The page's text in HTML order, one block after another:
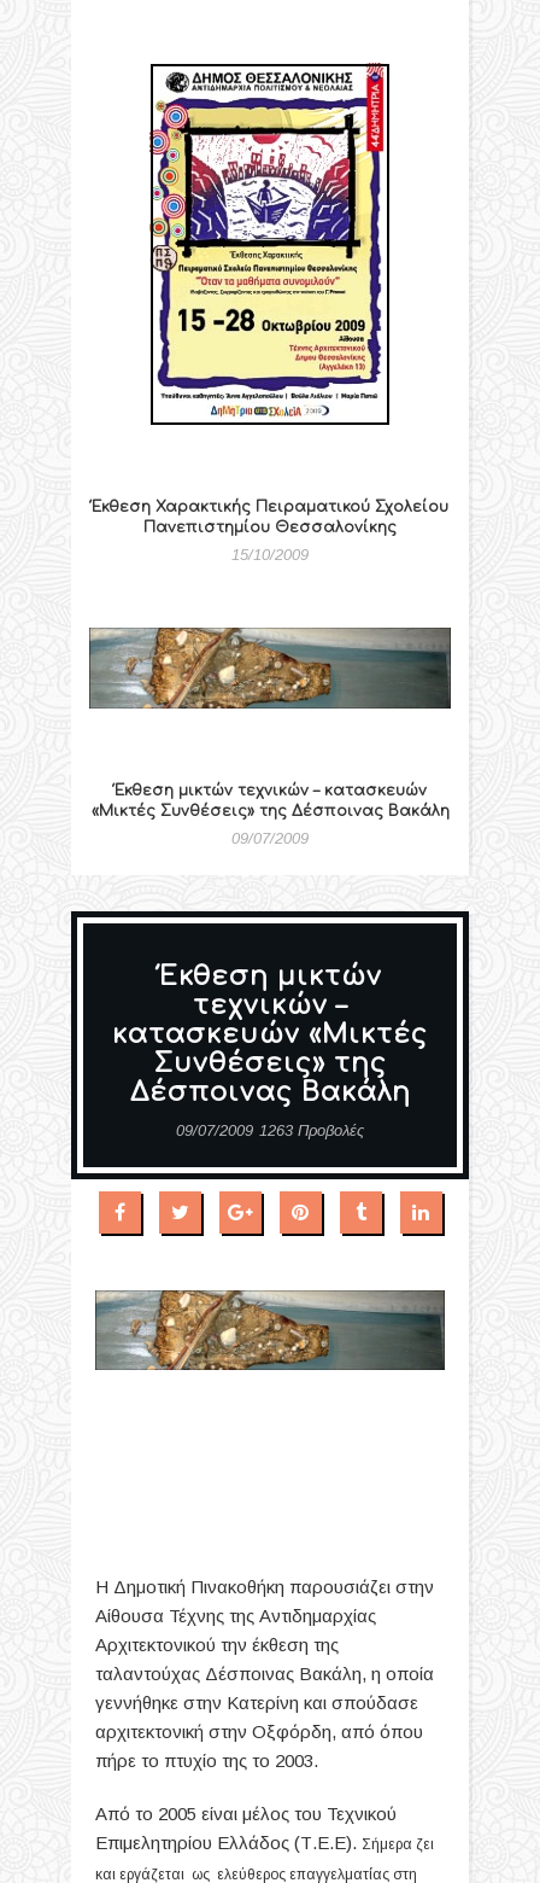
Έκθεση Χαρακτικής Πειραματικού Σχολείου
Πανεπιστημίου Θεσσαλονίκης
15/10/2009
Έκθεση μικτών τεχνικών – κατασκευών
«Μικτές Συνθέσεις» της Δέσποινας Βακάλη
09/07/2009
Έκθεση μικτών
τεχνικών –
κατασκευών «Μικτές
Συνθέσεις» της
Δέσποινας Βακάλη
09/07/2009 1263 Προβολές
Η Δημοτική Πινακοθήκη παρουσιάζει στην
Αίθουσα Τέχνης της Αντιδημαρχίας
Αρχιτεκτονικού την έκθεση της
ταλαντούχας Δέσποινας Βακάλη, η οποία
γεννήθηκε στην Κατερίνη και σπούδασε
αρχιτεκτονική στην Οξφόρδη, από όπου
πήρε το πτυχίο της το 2003.
Από το 2005 είναι μέλος του Τεχνικού
Επιμελητηρίου Ελλάδος (Τ.Ε.Ε). Σήμερα ζει
και εργάζεται ως ελεύθερος επαγγελματίας στη